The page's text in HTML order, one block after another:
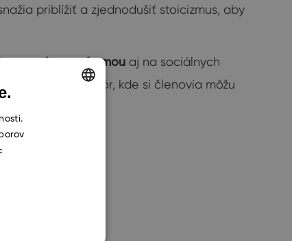
priblížiť a zjednodušiť stoicizmus, aby
apútavou formou aj na sociálnych
a online fór, kde si členovia môžu